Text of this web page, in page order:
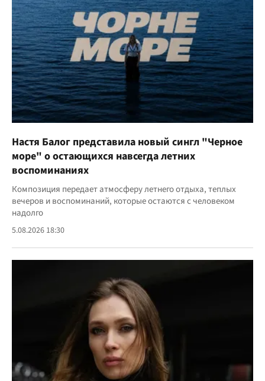
Настя Балог представила новый сингл "Черное
море" о остающихся навсегда летних
воспоминаниях
Композиция передает атмосферу летнего отдыха, теплых
вечеров и воспоминаний, которые остаются с человеком
надолго
5.08.2026 18:30